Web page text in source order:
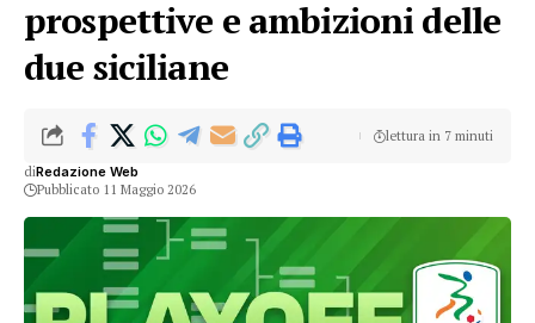
prospettive e ambizioni delle
due siciliane
diRedazione Web
Pubblicato 11 Maggio 2026
lettura in 7 minuti